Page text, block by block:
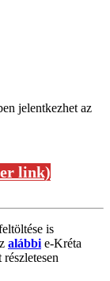
jelentkezhet az
link)
is
alábbie-Kréta